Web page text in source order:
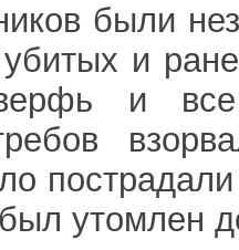
были
и
и
утомлен